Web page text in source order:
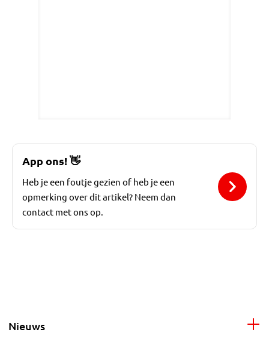
App ons!👋
Heb je een foutje gezien of heb je een
opmerking over dit artikel? Neem dan
contact met ons op.
Nieuws